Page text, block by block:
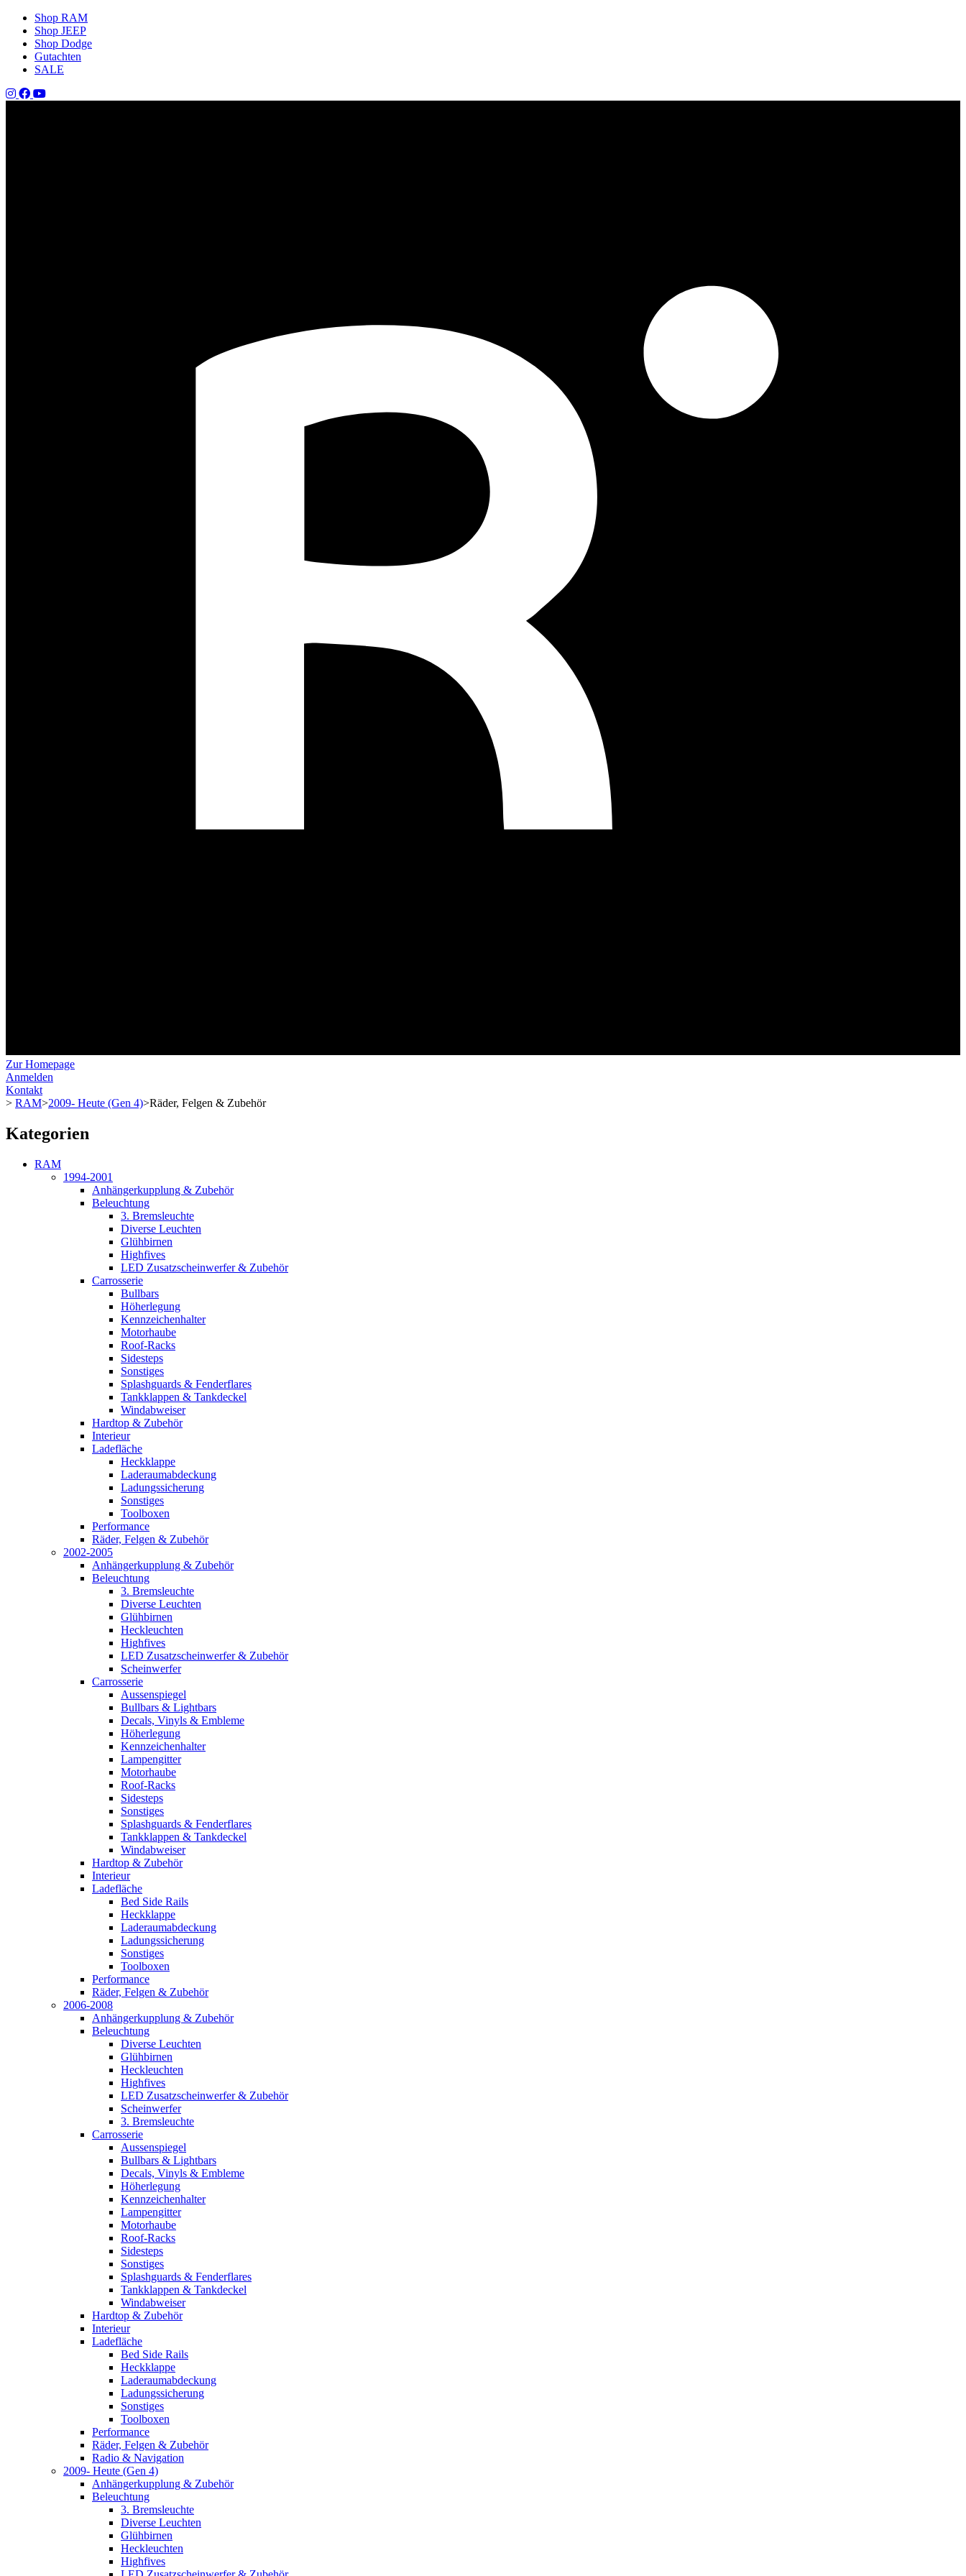
Shop RAM
Shop JEEP
Shop Dodge
Gutachten
SALE
Zur Homepage
Anmelden
Kontakt
> RAM>2009- Heute (Gen 4)>Räder, Felgen & Zubehör
Kategorien
RAM
1994-2001
Anhängerkupplung & Zubehör
Beleuchtung
3. Bremsleuchte
Diverse Leuchten
Glühbirnen
Highfives
LED Zusatzscheinwerfer & Zubehör
Carrosserie
Bullbars
Höherlegung
Kennzeichenhalter
Motorhaube
Roof-Racks
Sidesteps
Sonstiges
Splashguards & Fenderflares
Tankklappen & Tankdeckel
Windabweiser
Hardtop & Zubehör
Interieur
Ladefläche
Heckklappe
Laderaumabdeckung
Ladungssicherung
Sonstiges
Toolboxen
Performance
Räder, Felgen & Zubehör
2002-2005
Anhängerkupplung & Zubehör
Beleuchtung
3. Bremsleuchte
Diverse Leuchten
Glühbirnen
Heckleuchten
Highfives
LED Zusatzscheinwerfer & Zubehör
Scheinwerfer
Carrosserie
Aussenspiegel
Bullbars & Lightbars
Decals, Vinyls & Embleme
Höherlegung
Kennzeichenhalter
Lampengitter
Motorhaube
Roof-Racks
Sidesteps
Sonstiges
Splashguards & Fenderflares
Tankklappen & Tankdeckel
Windabweiser
Hardtop & Zubehör
Interieur
Ladefläche
Bed Side Rails
Heckklappe
Laderaumabdeckung
Ladungssicherung
Sonstiges
Toolboxen
Performance
Räder, Felgen & Zubehör
2006-2008
Anhängerkupplung & Zubehör
Beleuchtung
Diverse Leuchten
Glühbirnen
Heckleuchten
Highfives
LED Zusatzscheinwerfer & Zubehör
Scheinwerfer
3. Bremsleuchte
Carrosserie
Aussenspiegel
Bullbars & Lightbars
Decals, Vinyls & Embleme
Höherlegung
Kennzeichenhalter
Lampengitter
Motorhaube
Roof-Racks
Sidesteps
Sonstiges
Splashguards & Fenderflares
Tankklappen & Tankdeckel
Windabweiser
Hardtop & Zubehör
Interieur
Ladefläche
Bed Side Rails
Heckklappe
Laderaumabdeckung
Ladungssicherung
Sonstiges
Toolboxen
Performance
Räder, Felgen & Zubehör
Radio & Navigation
2009- Heute (Gen 4)
Anhängerkupplung & Zubehör
Beleuchtung
3. Bremsleuchte
Diverse Leuchten
Glühbirnen
Heckleuchten
Highfives